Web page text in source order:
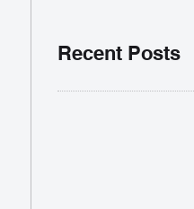
Recent Posts